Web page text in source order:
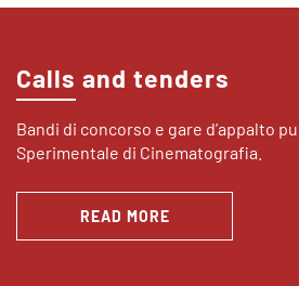
Calls and tenders
Bandi di concorso e gare d’appalto
Sperimentale di Cinematografia.
READ MORE